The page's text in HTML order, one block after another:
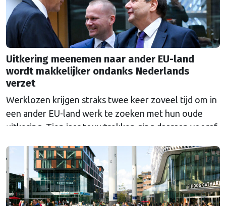
Uitkering meenemen naar ander EU-land
wordt makkelijker ondanks Nederlands
verzet
Werklozen krijgen straks twee keer zoveel tijd om in
een ander EU-land werk te zoeken met hun oude
uitkering. Tien jaar touwtrekken ging daaraan vooraf.